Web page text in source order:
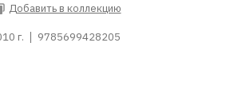
Добавить в коллекцию
г. 9785699428205